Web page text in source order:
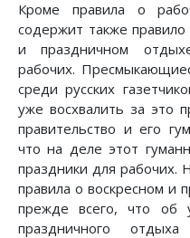
Кроме правила о
содержит также
и праздничном
рабочих.
среди русских
уже восхвалить за это
правительство и его
что на деле этот
праздники для рабочих.
правила о воскресном и
прежде всего, что об
праздничного отдыха